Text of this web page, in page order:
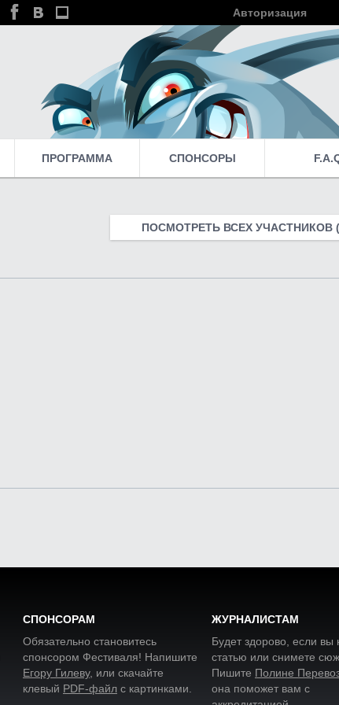
Авторизация
Войти
ПРОГРАММА СПОНСОРЫ
ПОСМОТРЕТЬ ВСЕХ УЧАСТНИКОВ
СПОНСОРАМ
Обязательно становитесь
спонсором Фестиваля! Напишите
Егору Гилеву, или скачайте
клевый PDF-файл с картинками
ЖУРНАЛИСТАМ
Будет здорово, если вы
статью или снимете
Пишите Полине
она поможет вам с